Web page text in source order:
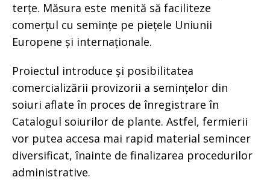
terțe. Măsura este menită să faciliteze
comerțul cu semințe pe piețele Uniunii
Europene și internaționale.
Proiectul introduce și posibilitatea
comercializării provizorii a semințelor din
soiuri aflate în proces de înregistrare în
Catalogul soiurilor de plante. Astfel, fermierii
vor putea accesa mai rapid material semincer
diversificat, înainte de finalizarea procedurilor
administrative.